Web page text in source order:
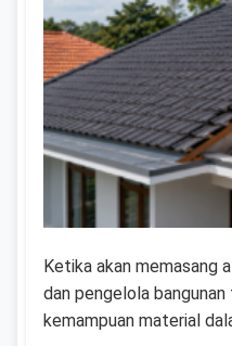
Ketika akan memasang
dan pengelola
kemampuan material